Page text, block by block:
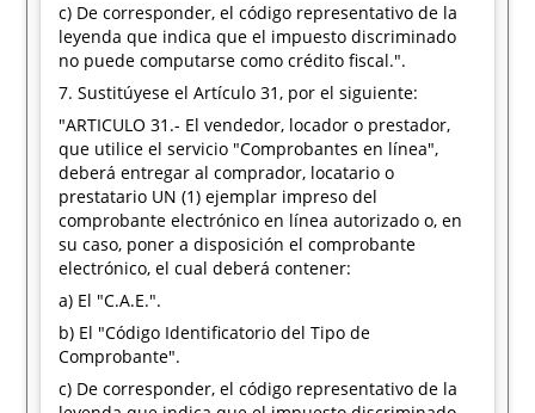
c) De corresponder, el código representativo de la
leyenda que indica que el impuesto discriminado
no puede computarse como crédito fiscal.".
7. Sustitúyese el Artículo 31, por el siguiente:
"ARTICULO 31.- El vendedor, locador o prestador,
que utilice el servicio "Comprobantes en línea",
deberá entregar al comprador, locatario o
prestatario UN (1) ejemplar impreso del
comprobante electrónico en línea autorizado o, en
su caso, poner a disposición el comprobante
electrónico, el cual deberá contener:
a) El "C.A.E.".
b) El "Código Identificatorio del Tipo de
Comprobante".
c) De corresponder, el código representativo de la